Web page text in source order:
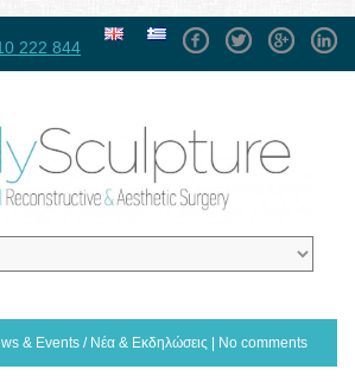
222 844
FacebookTwitterGPlus
& Events / Νέα & Εκδηλώσεις | No comments